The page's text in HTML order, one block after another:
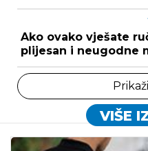
Ako ovako vješate
plijesan i neugodne
VIŠE